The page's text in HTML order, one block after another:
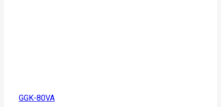
GGK-80VA